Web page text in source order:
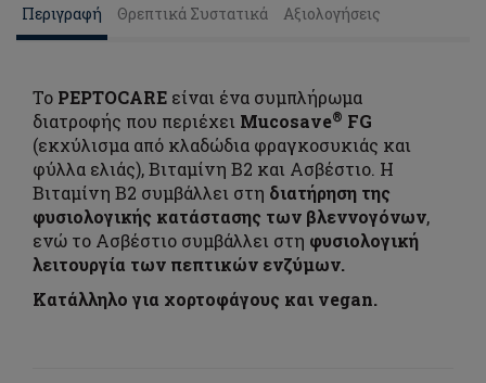
Περιγραφή Θρεπτικά Συστατικά Αξιολογήσεις
Το PEPTOCARE είναι ένα συμπλήρωμα
διατροφής που περιέχει Mucosave® FG
(εκχύλισμα από κλαδώδια φραγκοσυκιάς και
φύλλα ελιάς), Βιταμίνη Β2 και Ασβέστιο. Η
Βιταμίνη Β2 συμβάλλει στη διατήρηση της
φυσιολογικής κατάστασης των βλεννογόνων,
ενώ το Ασβέστιο συμβάλλει στη φυσιολογική
λειτουργία των πεπτικών ενζύμων.
Κατάλληλο για χορτοφάγους και vegan.